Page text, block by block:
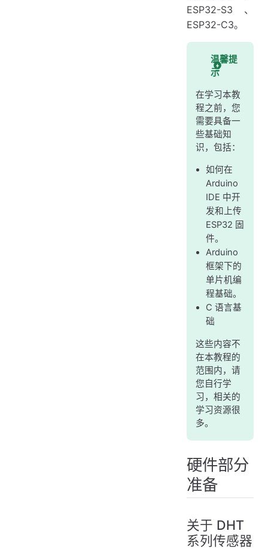
ESP32-S3、
ESP32-C3。
温馨提
示
在学习本教
程之前，您
需要具备一
些基础知
识，包括：
如何在
Arduino
IDE 中开
发和上传
ESP32 固
件。
Arduino
框架下的
单片机编
程基础。
C 语言基
础
这些内容不
在本教程的
范围内，请
您自行学
习，相关的
学习资源很
多。
硬件部分
准备
关于 DHT
系列传感器